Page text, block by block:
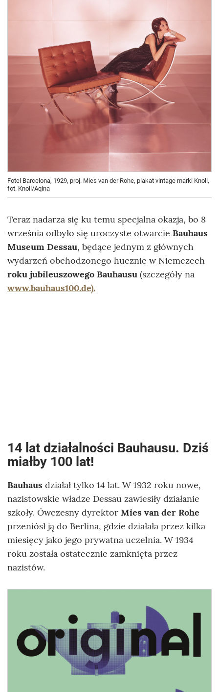
Fotel Barcelona, 1929, proj. Mies van der Rohe, plakat vintage marki Knoll,
fot. Knoll/Aqina
Teraz nadarza się ku temu specjalna okazja, bo 8
września odbyło się uroczyste otwarcie Bauhaus
Museum Dessau, będące jednym z głównych
wydarzeń obchodzonego hucznie w Niemczech
roku jubileuszowego Bauhausu (szczegóły na
www.bauhaus100.de).
14 lat działalności Bauhausu. Dziś
miałby 100 lat!
Bauhaus działał tylko 14 lat. W 1932 roku nowe,
nazistowskie władze Dessau zawiesiły działanie
szkoły. Ówczesny dyrektor Mies van der Rohe
przeniósł ją do Berlina, gdzie działała przez kilka
miesięcy jako jego prywatna uczelnia. W 1934
roku została ostatecznie zamknięta przez
nazistów.